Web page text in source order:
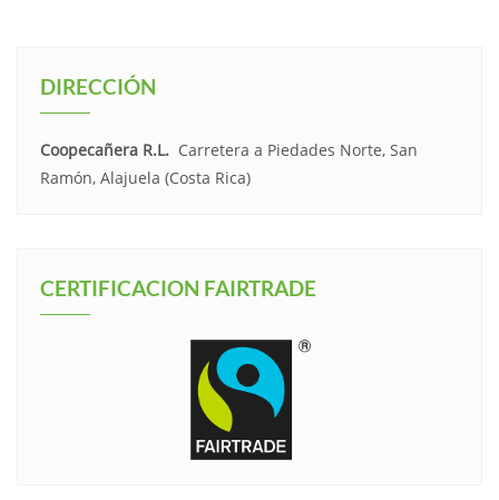
DIRECCIÓN
Coopecañera R.L. Carretera a Piedades Norte, San
Ramón, Alajuela (Costa Rica)
CERTIFICACION FAIRTRADE